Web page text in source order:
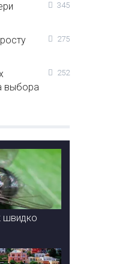
345
275
выбора
252
швидко